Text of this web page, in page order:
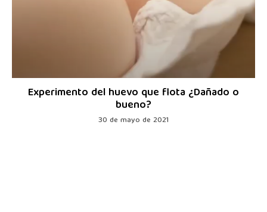
Experimento del huevo que flota ¿Dañado o
bueno?
30 de mayo de 2021